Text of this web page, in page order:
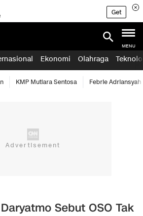
Get
MENU
Ekonomi Olahraga
KMP Mutiara Sentosa Febrie Adriansyah
Sebut OSO Tak